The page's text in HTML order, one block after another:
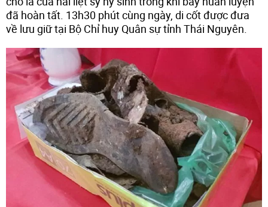
đã hoàn tất. 13h30 phút cùng ngày, di cốt được đưa
về lưu giữ tại Bộ Chỉ huy Quân sự tỉnh Thái Nguyên.